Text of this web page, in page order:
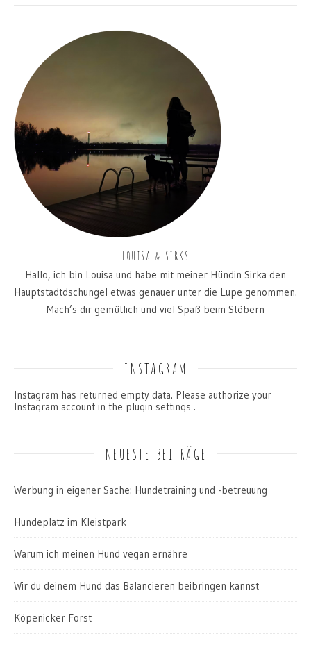
LOUISA & SIRKS
Hallo, ich bin Louisa und habe mit meiner Hündin Sirka den
Hauptstadtdschungel etwas genauer unter die Lupe genommen.
Mach’s dir gemütlich und viel Spaß beim Stöbern
INSTAGRAM
Instagram has returned empty data. Please authorize your
Instagram account in the plugin settings .
NEUESTE BEITRÄGE
Werbung in eigener Sache: Hundetraining und -betreuung
Hundeplatz im Kleistpark
Warum ich meinen Hund vegan ernähre
Wir du deinem Hund das Balancieren beibringen kannst
Köpenicker Forst